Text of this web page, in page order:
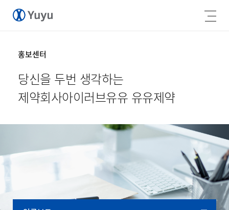
홍보센터
당신을 두번 생각하는
제약회사아이러브유유 유유제약